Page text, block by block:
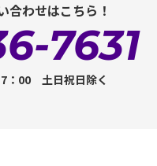
合わせはこちら！
7631
：00 土日祝日除く